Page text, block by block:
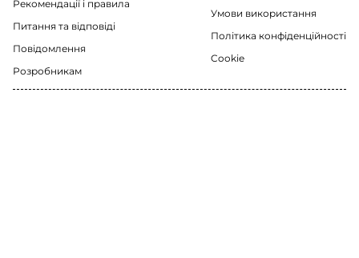
Рекомендації i правила
Питання та відповіді
Повідомлення
Розробникам
Умови використання
Політика конфіденційності
Cookie